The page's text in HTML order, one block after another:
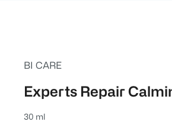
BI CARE
Experts Repair
30 ml